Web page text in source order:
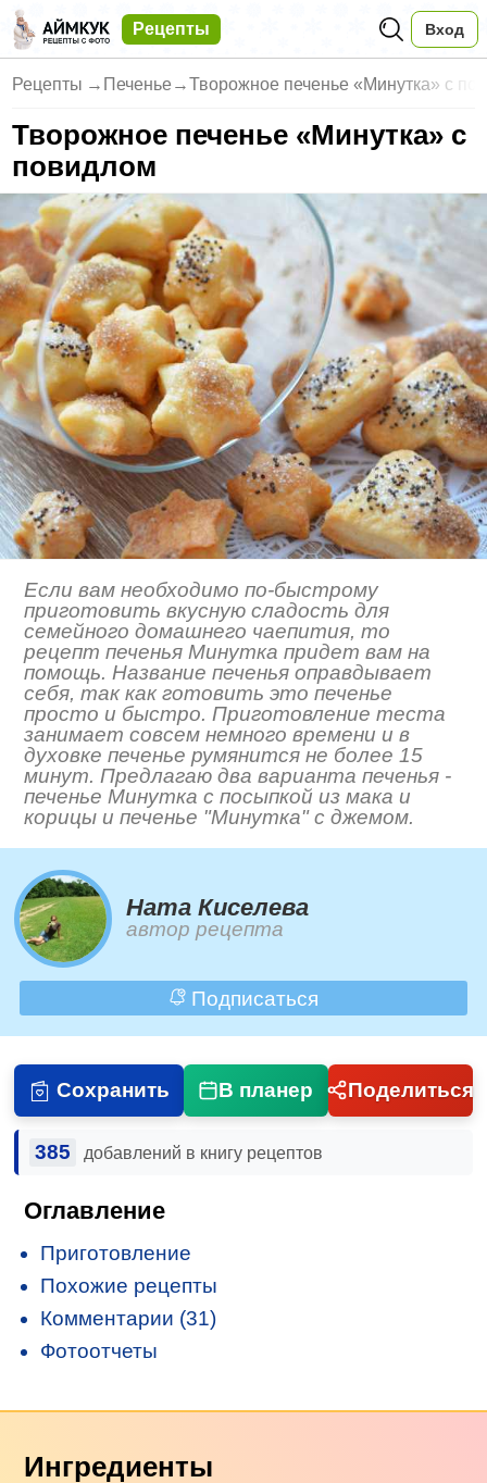
Рецепты Вход
Рецепты → Печенье →Творожное печенье «Минутка» с
Творожное печенье «Минутка» с
повидлом
Если вам необходимо по-быстрому
приготовить вкусную сладость для
семейного домашнего чаепития, то
рецепт печенья Минутка придет вам на
помощь. Название печенья оправдывает
себя, так как готовить это печенье
просто и быстро. Приготовление теста
занимает совсем немного времени и в
духовке печенье румянится не более 15
минут. Предлагаю два варианта печенья -
печенье Минутка с посыпкой из мака и
корицы и печенье "Минутка" с джемом.
Ната Киселева
автор рецепта
Подписаться
Сохранить В планер Поделиться
385 добавлений в книгу рецептов
Оглавление
Приготовление
Похожие рецепты
Комментарии (31)
Фотоотчеты
Ингредиенты